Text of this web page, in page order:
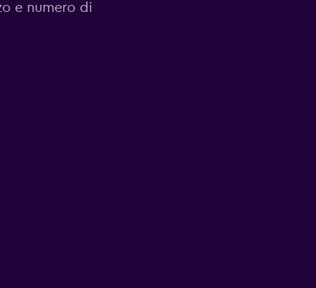
e numero di